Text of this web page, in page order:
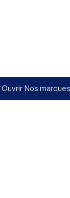
Ouvrir Nos marques